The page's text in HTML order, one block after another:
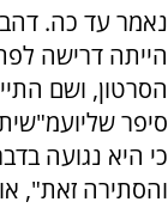
נאמר עד כה. דהב
הייתה דרישה
הסרטון, ושם
סיפר
כי היא נגועה
והסתירה זאת",